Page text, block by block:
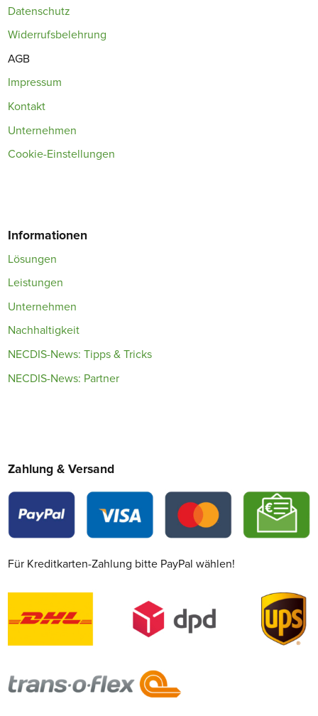
Datenschutz
Widerrufsbelehrung
AGB
Impressum
Kontakt
Unternehmen
Cookie-Einstellungen
Informationen
Lösungen
Leistungen
Unternehmen
Nachhaltigkeit
NECDIS-News: Tipps & Tricks
NECDIS-News: Partner
Zahlung & Versand
Für Kreditkarten-Zahlung bitte PayPal wählen!